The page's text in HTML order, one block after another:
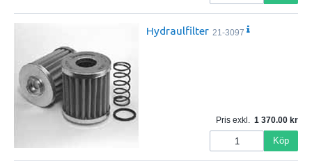
Hydraulfilter 21-3097
Pris exkl. 1 370.00
Köp